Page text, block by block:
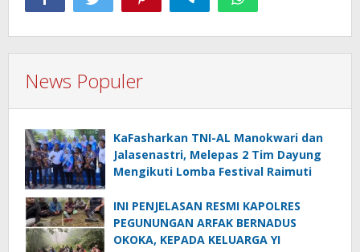
News Populer
KaFasharkan TNI-AL Manokwari dan
Jalasenastri, Melepas 2 Tim Dayung
Mengikuti Lomba Festival Raimuti
INI PENJELASAN RESMI KAPOLRES
PEGUNUNGAN ARFAK BERNADUS
OKOKA, KEPADA KELUARGA YI